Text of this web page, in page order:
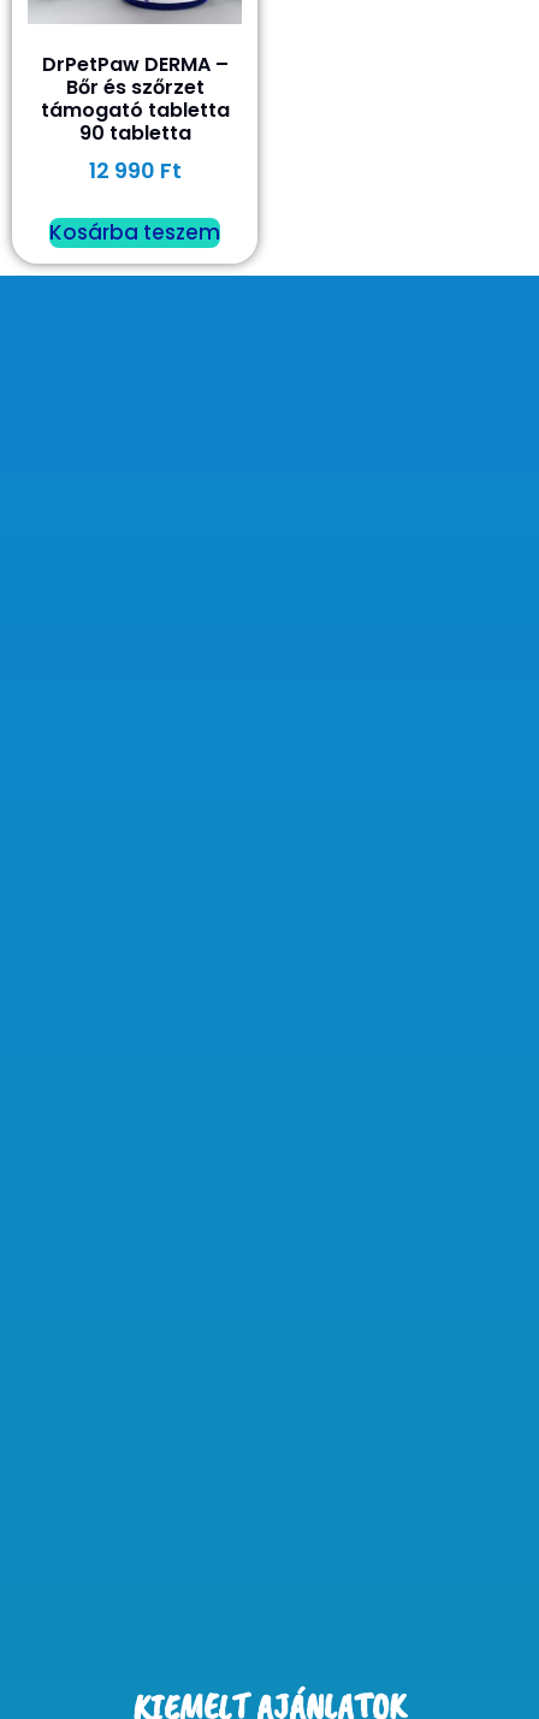
DrPetPaw DERMA –
Bőr és szőrzet
támogató tabletta
90 tabletta
12 990 Ft
Kosárba teszem
KIEMELT AJÁNLATOK